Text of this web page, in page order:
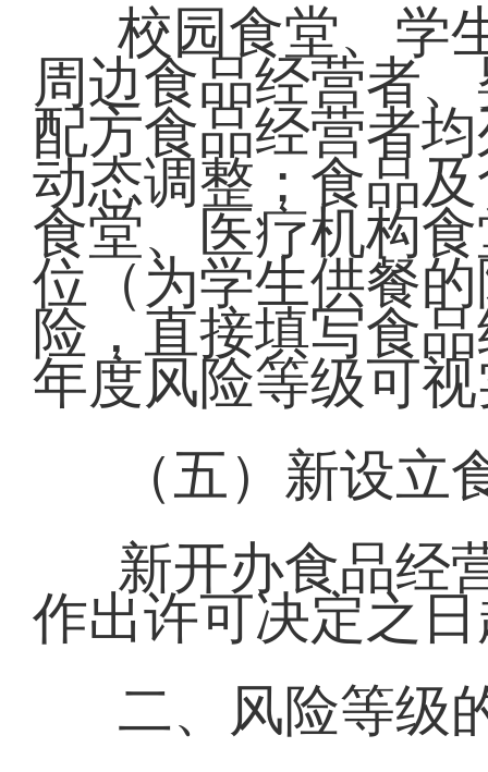
校园食堂、学
周边食品经营者
配方食品经营者
动态调整；食品
食堂、医疗机构
位（为学生供餐
险，直接填写食
年度风险等级可
（五）新设
新开办食品经
作出许可决定之
二、风险等级